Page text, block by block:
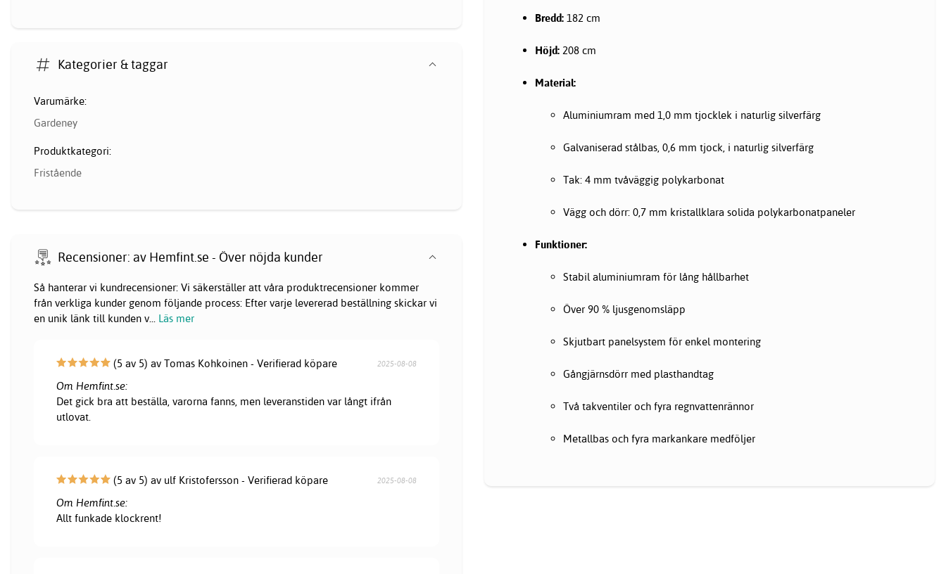
Bredd: 182 cm
Höjd: 208 cm
Material:
Aluminiumram med 1,0 mm tjocklek i naturlig silverfärg
Galvaniserad stålbas, 0,6 mm tjock, i naturlig silverfärg
Tak: 4 mm tvåväggig polykarbonat
Vägg och dörr: 0,7 mm kristallklara solida polykarbonatpaneler
Funktioner:
Stabil aluminiumram för lång hållbarhet
Över 90 % ljusgenomsläpp
Skjutbart panelsystem för enkel montering
Gångjärnsdörr med plasthandtag
Två takventiler och fyra regnvattenrännor
Metallbas och fyra markankare medföljer
Kategorier & taggar
Varumärke:
Gardeney
Produktkategori:
Fristående
Recensioner: av Hemfint.se - Över nöjda kunder
Så hanterar vi kundrecensioner: Vi säkerställer att våra produktrecensioner kommer
från verkliga kunder genom följande process: Efter varje levererad beställning skickar vi
en unik länk till kunden v... Läs mer
(5 av 5) av Tomas Kohkoinen - Verifierad köpare 2025-08-08
Om Hemfint.se:
Det gick bra att beställa, varorna fanns, men leveranstiden var långt ifrån
utlovat.
(5 av 5) av ulf Kristofersson - Verifierad köpare 2025-08-08
Om Hemfint.se:
Allt funkade klockrent!